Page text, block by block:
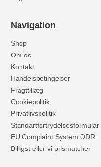
Navigation
Shop
Om os
Kontakt
Handelsbetingelser
Fragttillæg
Cookiepolitik
Privatlivspolitik
Standartfortrydelsesformular
EU Complaint System ODR
Billigst eller vi prismatcher